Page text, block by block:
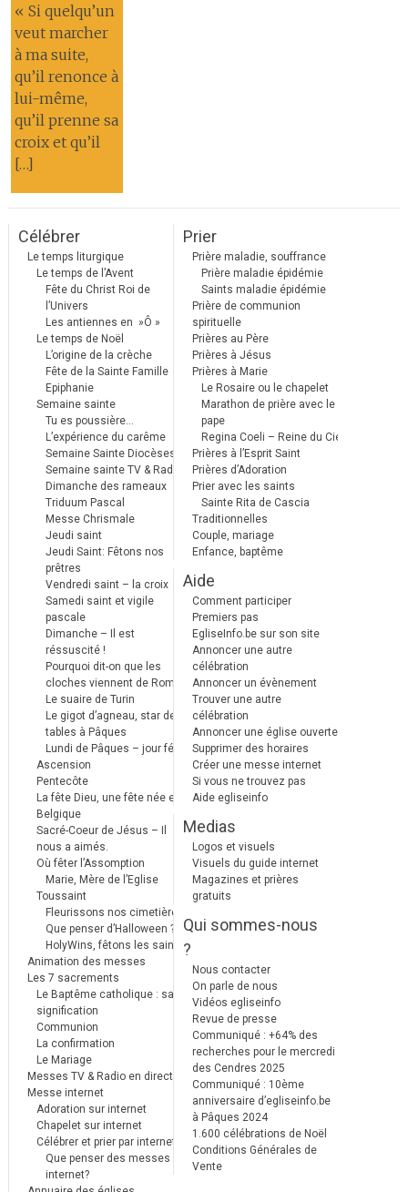
« Si quelqu’un
veut marcher
à ma suite,
qu’il renonce à
lui-même,
qu’il prenne sa
croix et qu’il
[…]
Célébrer
Le temps liturgique
Le temps de l’Avent
Fête du Christ Roi de
l’Univers
Les antiennes en »Ô »
Le temps de Noël
L’origine de la crèche
Fête de la Sainte Famille
Epiphanie
Semaine sainte
Tu es poussière…
L’expérience du carême
Semaine Sainte Diocèses
Semaine sainte TV & Radio
Dimanche des rameaux
Triduum Pascal
Messe Chrismale
Jeudi saint
Jeudi Saint: Fêtons nos
prêtres
Vendredi saint – la croix
Samedi saint et vigile
pascale
Dimanche – Il est
réssuscité !
Pourquoi dit-on que les
cloches viennent de Rome ?
Le suaire de Turin
Le gigot d’agneau, star des
tables à Pâques
Lundi de Pâques – jour férié
Ascension
Pentecôte
La fête Dieu, une fête née en
Belgique
Sacré-Coeur de Jésus – Il
nous a aimés.
Où fêter l’Assomption
Marie, Mère de l’Eglise
Toussaint
Fleurissons nos cimetières
Que penser d’Halloween ?
HolyWins, fêtons les saints !
Animation des messes
Les 7 sacrements
Le Baptême catholique : sa
signification
Communion
La confirmation
Le Mariage
Messes TV & Radio en direct
Messe internet
Adoration sur internet
Chapelet sur internet
Célébrer et prier par internet
Que penser des messes
internet?
Prier
Prière maladie, souffrance
Prière maladie épidémie
Saints maladie épidémie
Prière de communion
spirituelle
Prières au Père
Prières à Jésus
Prières à Marie
Le Rosaire ou le chapelet
Marathon de prière avec le
pape
Regina Coeli – Reine du Ciel
Prières à l’Esprit Saint
Prières d’Adoration
Prier avec les saints
Sainte Rita de Cascia
Traditionnelles
Couple, mariage
Enfance, baptême
Aide
Comment participer
Premiers pas
EgliseInfo.be sur son site
Annoncer une autre
célébration
Annoncer un évènement
Trouver une autre
célébration
Annoncer une église ouverte
Supprimer des horaires
Créer une messe internet
Si vous ne trouvez pas
Aide egliseinfo
Medias
Logos et visuels
Visuels du guide internet
Magazines et prières
gratuits
Qui sommes-nous
?
Nous contacter
On parle de nous
Vidéos egliseinfo
Revue de presse
Communiqué : +64% des
recherches pour le mercredi
des Cendres 2025
Communiqué : 10ème
anniversaire d’egliseinfo.be
à Pâques 2024
1.600 célébrations de Noël
Conditions Générales de
Vente